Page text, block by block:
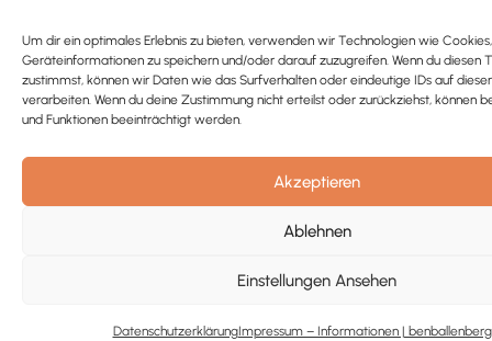
Um dir ein optimales Erlebnis zu bieten, verwenden wir Technologien wie
Geräteinformationen zu speichern und/oder darauf zuzugreifen. Wenn du diesen
zustimmst, können wir Daten wie das Surfverhalten oder eindeutige IDs auf
verarbeiten. Wenn du deine Zustimmung nicht erteilst oder zurückziehst, können
und Funktionen beeinträchtigt werden.
Akzeptieren
Ablehnen
Einstellungen Ansehen
DatenschutzerklärungImpressum – Informationen |